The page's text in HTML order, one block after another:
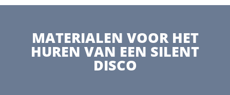
MATERIALEN VOOR HET
HUREN VAN EEN SILENT
DISCO